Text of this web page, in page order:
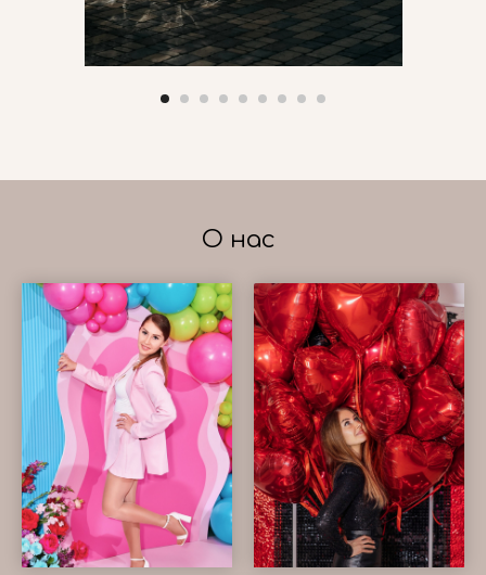
О нас